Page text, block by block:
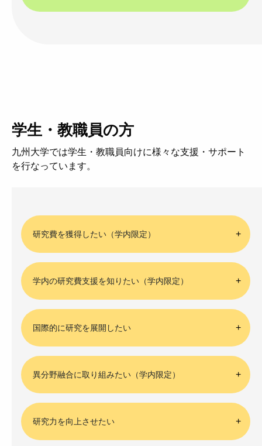
学生・教職員の方
九州大学では学生・教職員向けに様々な支援・サポート
を行なっています。
研究費を獲得したい（学内限定）
学内の研究費支援を知りたい（学内限定）
国際的に研究を展開したい
異分野融合に取り組みたい（学内限定）
研究力を向上させたい